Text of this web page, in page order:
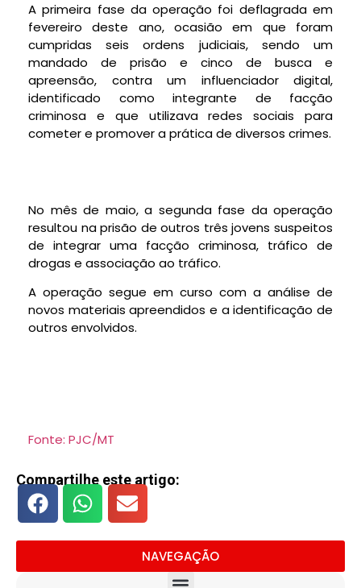
A primeira fase da operação foi deflagrada em
fevereiro deste ano, ocasião em que foram
cumpridas seis ordens judiciais, sendo um
mandado de prisão e cinco de busca e
apreensão, contra um influenciador digital,
identificado como integrante de facção
criminosa e que utilizava redes sociais para
cometer e promover a prática de diversos crimes.
No mês de maio, a segunda fase da operação
resultou na prisão de outros três jovens suspeitos
de integrar uma facção criminosa, tráfico de
drogas e associação ao tráfico.
A operação segue em curso com a análise de
novos materiais apreendidos e a identificação de
outros envolvidos.
Fonte: PJC/MT
Compartilhe este artigo:
NAVEGAÇÃO